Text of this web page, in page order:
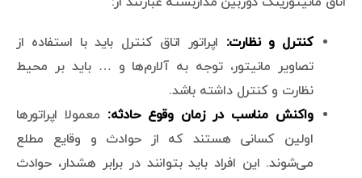
کنترل و نظارت: اپراتور اتاق کنترل باید با استفاده از
تصاویر مانیتور، توجه به آلارم‌ها و … باید بر محیط
نظارت و کنترل داشته باشد.
واکنش مناسب در زمان وقوع حادثه: معمولا اپراتورها
اولین کسانی هستند که از حوادث و وقایع مطلع
می‌شوند. این افراد باید بتوانند در برابر هشدار، حوادث